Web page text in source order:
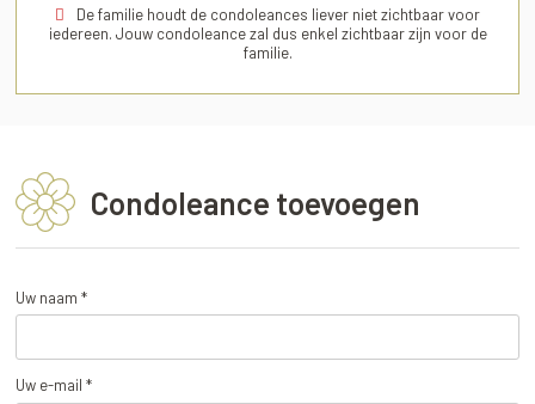
De familie houdt de condoleances liever niet zichtbaar voor
iedereen. Jouw condoleance zal dus enkel zichtbaar zijn voor de
familie.
Condoleance toevoegen
Uw naam *
Uw e-mail *